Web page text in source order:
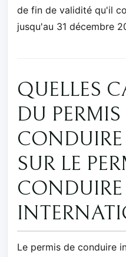
de fin de validité qu'il
jusqu'au 31 décembre
QUELLES
DU PERMIS
SUR LE
CONDUIRE
Le permis de conduire